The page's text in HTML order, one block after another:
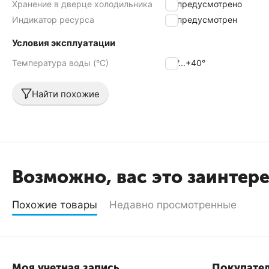
Хранение в дверце холодильника
не предусмотрено
Индикатор ресурса
не предусмотрен
Условия эксплуатации
Температура воды (°С) +4°...+40°
Найти похожие
Возможно, вас это
Похожие товары Недавно просмотренные